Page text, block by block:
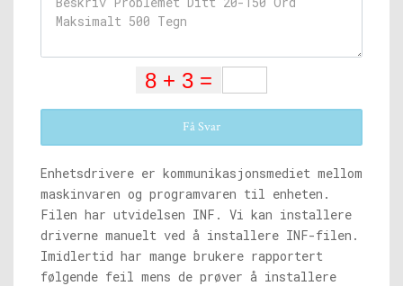
Få Svar
Enhetsdrivere er kommunikasjonsmediet mellom
maskinvaren og programvaren til enheten.
Filen har utvidelsen INF. Vi kan installere
driverne manuelt ved å installere INF-filen.
Imidlertid har mange brukere rapportert
følgende feil mens de prøver å installere